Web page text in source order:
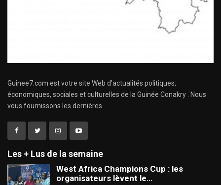
Guinee7.com est votre site Web d'actualités politiques,
économiques, sociales et culturelles de la Guinée Conakry . Nous
vous fournissons les dernières ...
Les + Lus de la semaine
West Africa Champions Cup : les
organisateurs lèvent le…